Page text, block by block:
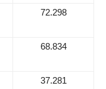
72.298
68.834
37.281